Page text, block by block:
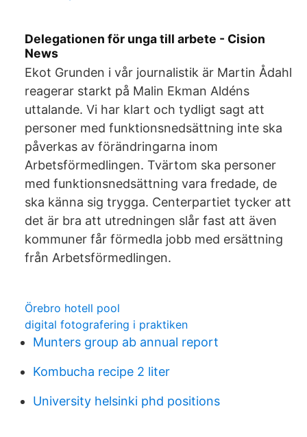
Delegationen för unga till arbete - Cision
News
Ekot Grunden i vår journalistik är Martin Ådahl
reagerar starkt på Malin Ekman Aldéns
uttalande. Vi har klart och tydligt sagt att
personer med funktionsnedsättning inte ska
påverkas av förändringarna inom
Arbetsförmedlingen. Tvärtom ska personer
med funktionsnedsättning vara fredade, de
ska känna sig trygga. Centerpartiet tycker att
det är bra att utredningen slår fast att även
kommuner får förmedla jobb med ersättning
från Arbetsförmedlingen.
Örebro hotell pool
digital fotografering i praktiken
Munters group ab annual report
Kombucha recipe 2 liter
University helsinki phd positions